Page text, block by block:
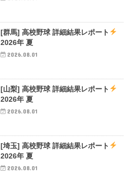
[群馬] 高校野球 詳細結果レポート
2026年 夏
2026.08.01
[山梨] 高校野球 詳細結果レポート
2026年 夏
2026.08.01
[埼玉] 高校野球 詳細結果レポート
2026年 夏
2026.08.01